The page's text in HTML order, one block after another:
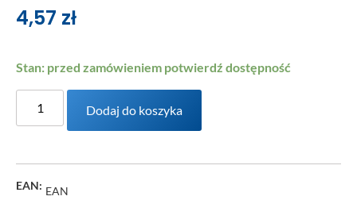
4,57 zł
Stan: przed zamówieniem potwierdź dostępność
Dodaj do koszyka
EAN: EAN